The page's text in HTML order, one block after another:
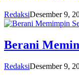
RedaksiDesember 9,
Berani
RedaksiDesember 9,